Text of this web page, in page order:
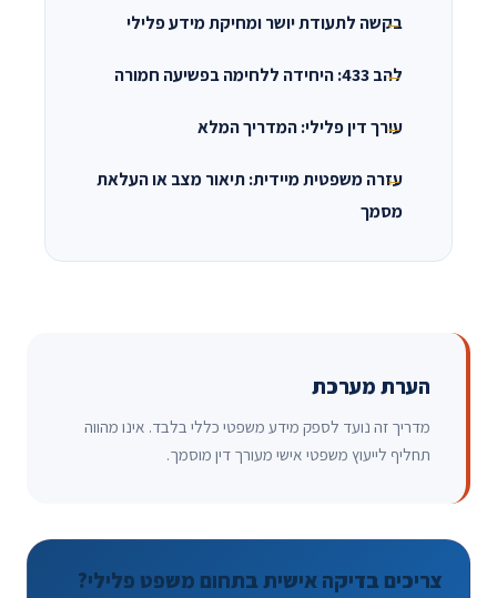
בקשה לתעודת יושר ומחיקת מידע פלילי
להב 433: היחידה ללחימה בפשיעה חמורה
עורך דין פלילי: המדריך המלא
עזרה משפטית מיידית: תיאור מצב או העלאת
מסמך
הערת מערכת
מדריך זה נועד לספק מידע משפטי כללי בלבד. אינו מהווה
תחליף לייעוץ משפטי אישי מעורך דין מוסמך.
צריכים בדיקה אישית בתחום משפט פלילי?